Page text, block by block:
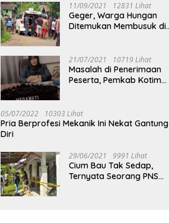
11/09/2021 12831 Lihat
Geger, Warga Hungan
Ditemukan Membusuk di
21/07/2021 10719 Lihat
Masalah di Penerimaan
Peserta, Pemkab Kotim
05/07/2022 10303 Lihat
Pria Berprofesi Mekanik Ini Nekat Gantung
Diri
29/06/2021 9991 Lihat
Cium Bau Tak Sedap,
Ternyata Seorang PNS